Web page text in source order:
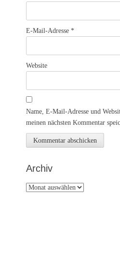
E-Mail-Adresse *
Website
Name, E-Mail-Adresse und
meinen nächsten Kommentar
Archiv
Archiv